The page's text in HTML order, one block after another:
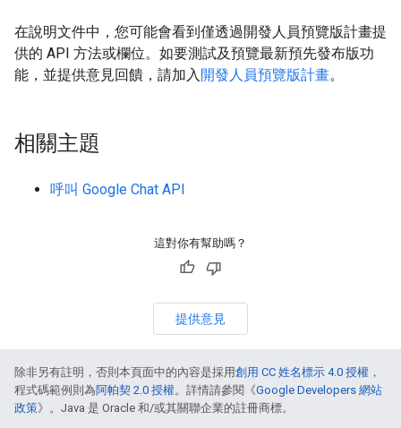
在說明文件中，您可能會看到僅透過開發人員預覽版計畫提
供的 API 方法或欄位。如要測試及預覽最新預先發布版功
能，並提供意見回饋，請加入開發人員預覽版計畫。
相關主題
呼叫 Google Chat API
這對你有幫助嗎？
提供意見
除非另有註明，否則本頁面中的內容是採用創用 CC 姓名標示 4.0 授權 ，
程式碼範例則為阿帕契 2.0 授權。詳情請參閱《Google Developers 網站
政策》。Java 是 Oracle 和/或其關聯企業的註冊商標。